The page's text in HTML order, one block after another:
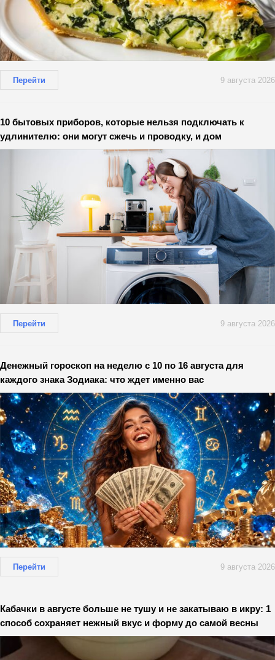
Перейти 9 августа 2026
10 бытовых приборов, которые нельзя подключать к
удлинителю: они могут сжечь и проводку, и дом
Перейти 9 августа 2026
Денежный гороскоп на неделю с 10 по 16 августа для
каждого знака Зодиака: что ждет именно вас
Перейти 9 августа 2026
Кабачки в августе больше не тушу и не закатываю в икру: 1
способ сохраняет нежный вкус и форму до самой весны